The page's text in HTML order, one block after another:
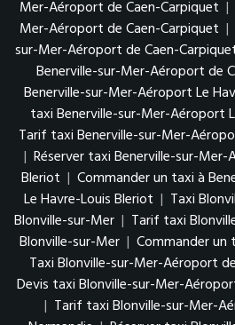
Mer-Aéroport de Caen-Carpiquet |
Mer-Aéroport de Caen-Carpiquet |
sur-Mer-Aéroport de Caen-
Benerville-sur-Mer-Aéroport de
Benerville-sur-Mer-Aéroport Le
taxi Benerville-sur-Mer-Aéroport
Tarif taxi Benerville-sur-Mer-
| Réserver taxi Benerville-sur-
Bleriot | Commander un taxi à
Le Havre-Louis Bleriot | Taxi
Blonville-sur-Mer | Tarif taxi
Blonville-sur-Mer | Commander un
Taxi Blonville-sur-Mer-Aéroport
Devis taxi Blonville-sur-Mer-
| Tarif taxi Blonville-sur-Mer-